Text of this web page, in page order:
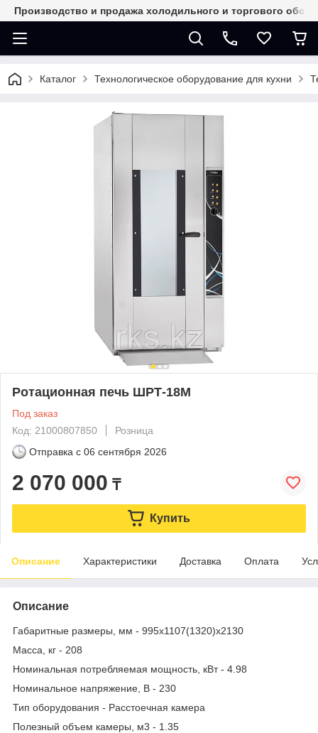
Производство и продажа холодильного и торгового
Каталог Технологическое оборудование для кухни
Ротационная печь ШРТ-18М
Под заказ
Код: 21000807850
Розница
Отправка с 06 сентября 2026
2 070 000 ₸
Купить
Описание Характеристики Доставка Оплата
Описание
Габаритные размеры, мм - 995x1107(1320)x2130
Масса, кг - 208
Номинальная потребляемая мощность, кВт - 4.98
Номинальное напряжение, В - 230
Тип оборудования - Расстоечная камера
Полезный объем камеры, м3 - 1.35